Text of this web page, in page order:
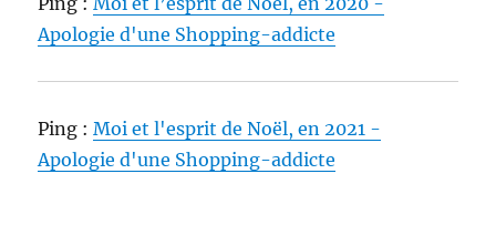
Apologie d'une Shopping-addicte
Ping :Moi et l'esprit de Noël, en 2021 -
Apologie d'une Shopping-addicte